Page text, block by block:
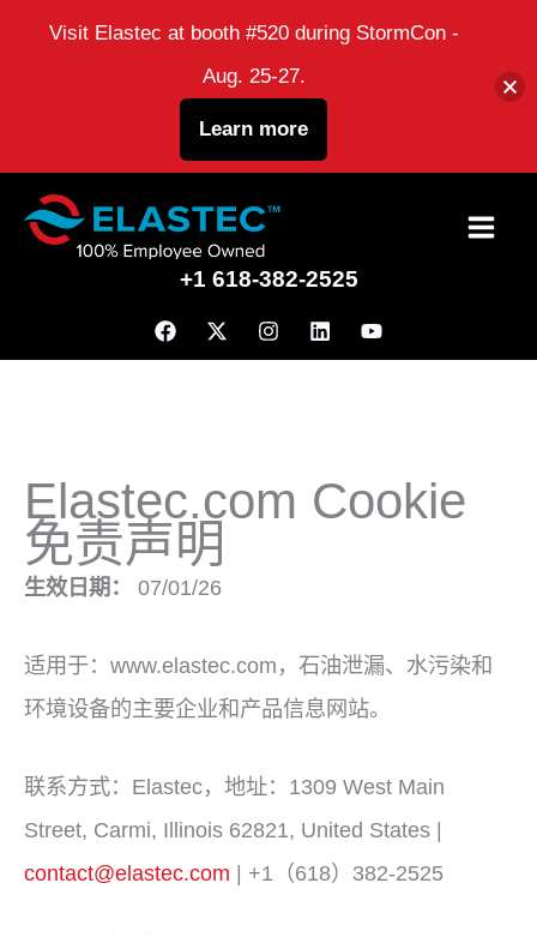
+1 618-382-2525
Elastec.com Cookie
免责声明
生效日期： 07/01/26
适用于：www.elastec.com，石油泄漏、水污染和
环境设备的主要企业和产品信息网站。
联系方式：Elastec，地址：1309 West Main
Street, Carmi, Illinois 62821, United States |
contact@elastec.com | +1（618）382-2525
Visit Elastec at booth #520 during StormCon -
Aug. 25-27.
Learn more